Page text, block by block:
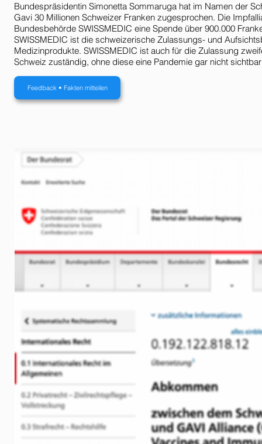
Bundespräsidentin Simonetta Sommaruga hat im Namen der
Gavi 30 Millionen Schweizer Franken zugesprochen. Die
Bundesbehörde SWISSMEDIC eine Spende über 900.000
SWISSMEDIC ist die schweizerische Zulassungs- und
Medizinprodukte. SWISSMEDIC ist auch für die Zulassung
Schweiz zuständig, ohne diese eine Pandemie gar nicht
Feedback • Fakten mitteilen